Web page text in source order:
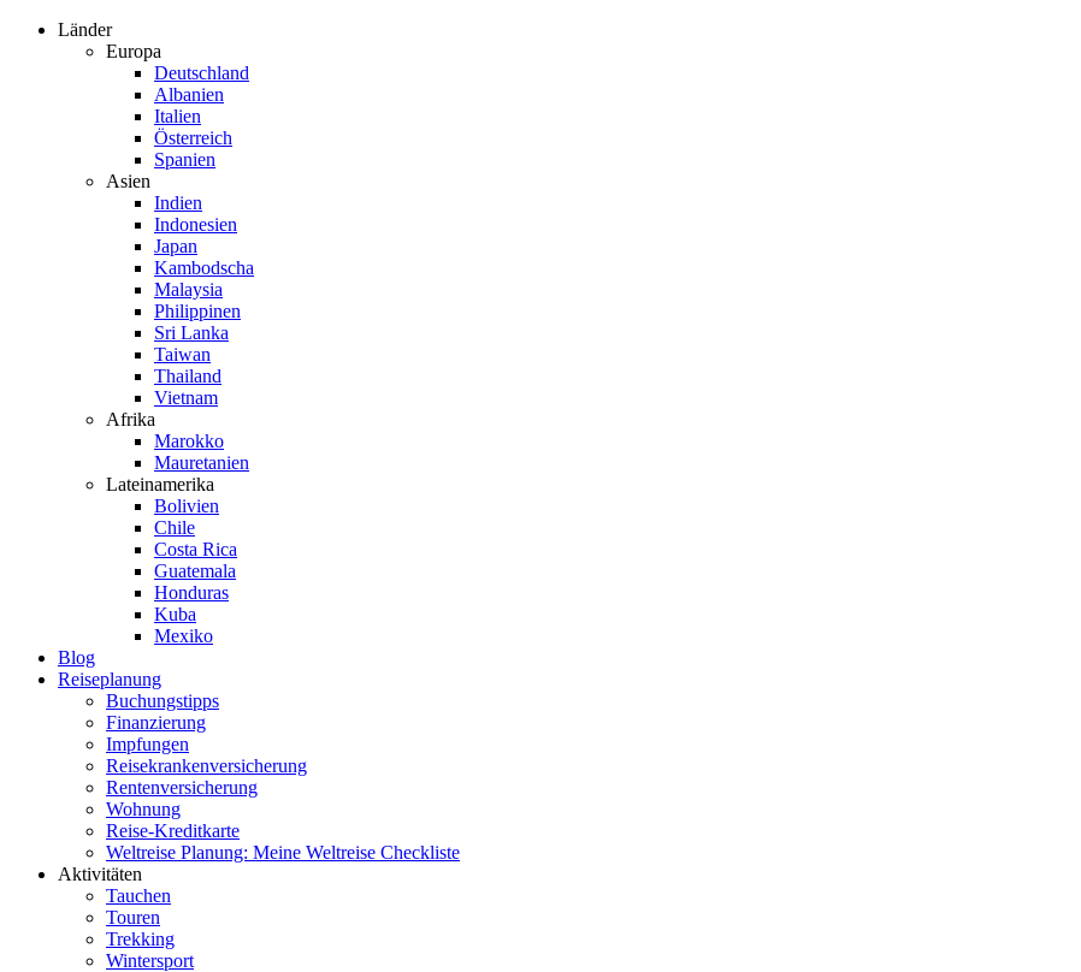
Zum
Länder
Europa
Deutschland
Albanien
Italien
Österreich
Spanien
Asien
Indien
Indonesien
Japan
Kambodscha
Malaysia
Philippinen
Sri Lanka
Taiwan
Thailand
Vietnam
Afrika
Marokko
Mauretanien
Lateinamerika
Bolivien
Chile
Costa Rica
Guatemala
Honduras
Kuba
Mexiko
Blog
Reiseplanung
Buchungstipps
Finanzierung
Impfungen
Reisekrankenversicherung
Rentenversicherung
Wohnung
Reise-Kreditkarte
Weltreise Planung: Meine Weltreise Checkliste
Aktivitäten
Tauchen
Touren
Trekking
Wintersport